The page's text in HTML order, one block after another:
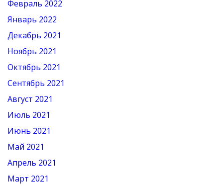
Февраль 2022
Январь 2022
Декабрь 2021
Ноябрь 2021
Октябрь 2021
Сентябрь 2021
Август 2021
Июль 2021
Июнь 2021
Май 2021
Апрель 2021
Март 2021